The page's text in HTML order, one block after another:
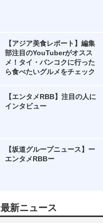
【アジア美食レポート】編集
部注目のYouTuberがオスス
メ！タイ・バンコクに行った
ら食べたいグルメをチェック
【エンタメRBB】注目の人に
インタビュー
【坂道グループニュース】ー
エンタメRBBー
最新ニュース